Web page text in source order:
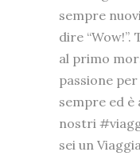
sempre
dire
al primo
passione
sempre ed
nostri
sei un